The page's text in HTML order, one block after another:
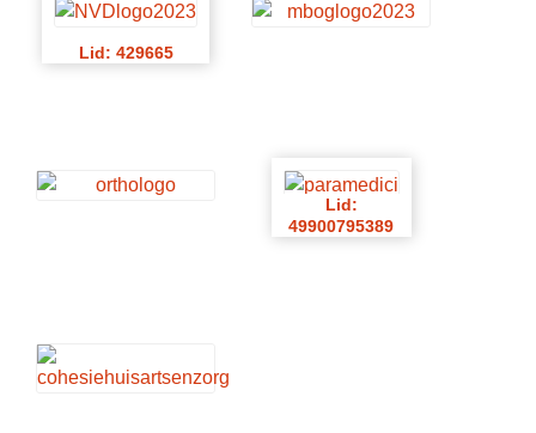
Lid: 429665
Lid:
49900795389